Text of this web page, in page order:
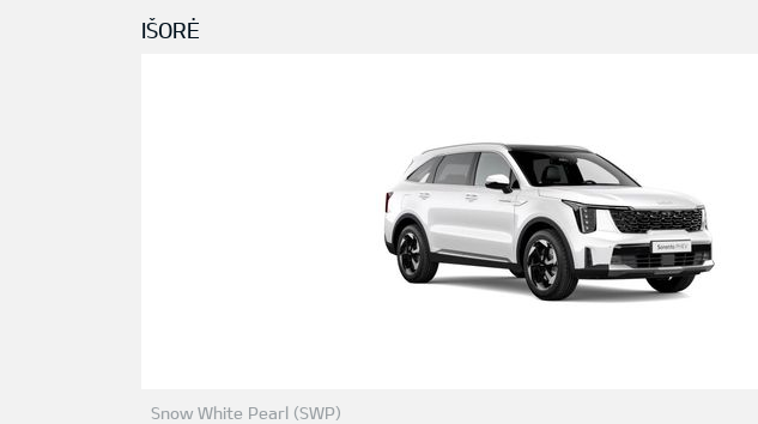
IŠORĖ
Snow White Pearl (SWP)